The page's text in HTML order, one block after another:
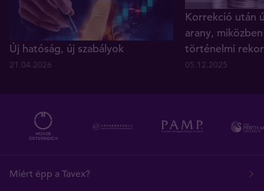
Új hatóság, új szabályok
21.04.2026
Korrekció után
arany,
történelmi
05.12.2025
Miért épp a Tavex?